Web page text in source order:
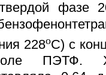
фазе
228oС) с
ПЭТФ.